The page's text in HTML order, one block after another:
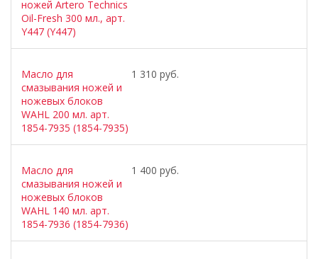
ножей Artero Technics
Oil-Fresh 300 мл., арт.
Y447 (Y447)
Масло для
смазывания ножей и
ножевых блоков
WAHL 200 мл. арт.
1854-7935 (1854-7935)
1 310 руб.
Масло для
смазывания ножей и
ножевых блоков
WAHL 140 мл. арт.
1854-7936 (1854-7936)
1 400 руб.